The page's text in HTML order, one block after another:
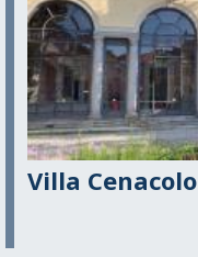
Villa Cenacolo